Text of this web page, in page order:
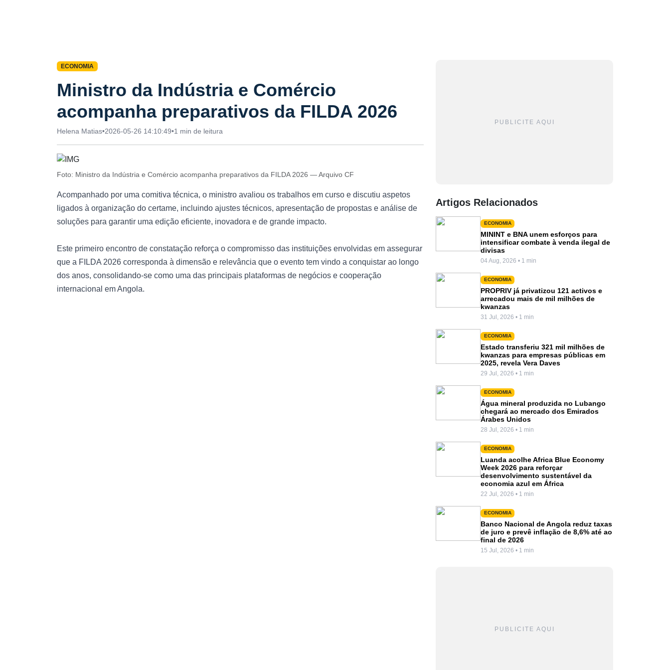
ECONOMIA
Ministro da Indústria e Comércio
acompanha preparativos da FILDA 2026
Helena Matias•2026-05-26 14:10:49•1 min de leitura
Foto: Ministro da Indústria e Comércio acompanha preparativos da FILDA 2026 — Arquivo CF
Acompanhado por uma comitiva técnica, o ministro avaliou os trabalhos em curso e discutiu aspetos
ligados à organização do certame, incluindo ajustes técnicos, apresentação de propostas e análise de
soluções para garantir uma edição eficiente, inovadora e de grande impacto.
Este primeiro encontro de constatação reforça o compromisso das instituições envolvidas em assegurar
que a FILDA 2026 corresponda à dimensão e relevância que o evento tem vindo a conquistar ao longo
dos anos, consolidando-se como uma das principais plataformas de negócios e cooperação
internacional em Angola.
PUBLICITE AQUI
Artigos Relacionados
ECONOMIA
MININT e BNA unem esforços para
intensificar combate à venda ilegal de
divisas
04 Aug, 2026 • 1 min
ECONOMIA
PROPRIV já privatizou 121 activos e
arrecadou mais de mil milhões de
kwanzas
31 Jul, 2026 • 1 min
ECONOMIA
Estado transferiu 321 mil milhões de
kwanzas para empresas públicas em
2025, revela Vera Daves
29 Jul, 2026 • 1 min
ECONOMIA
Água mineral produzida no Lubango
chegará ao mercado dos Emirados
Árabes Unidos
28 Jul, 2026 • 1 min
ECONOMIA
Luanda acolhe Africa Blue Economy
Week 2026 para reforçar
desenvolvimento sustentável da
economia azul em África
22 Jul, 2026 • 1 min
ECONOMIA
Banco Nacional de Angola reduz taxas
de juro e prevê inflação de 8,6% até ao
final de 2026
15 Jul, 2026 • 1 min
PUBLICITE AQUI